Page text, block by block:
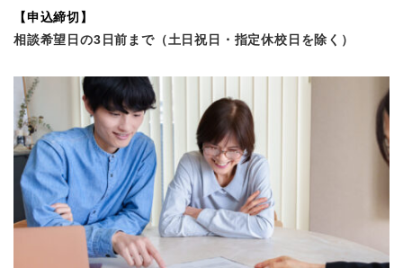
【申込締切】
相談希望日の3日前まで（土日祝日・指定休校日を除く）